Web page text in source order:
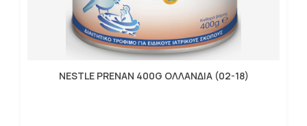
NESTLE PRENAN 400G ΟΛΛΑΝΔΙΑ (02-18)